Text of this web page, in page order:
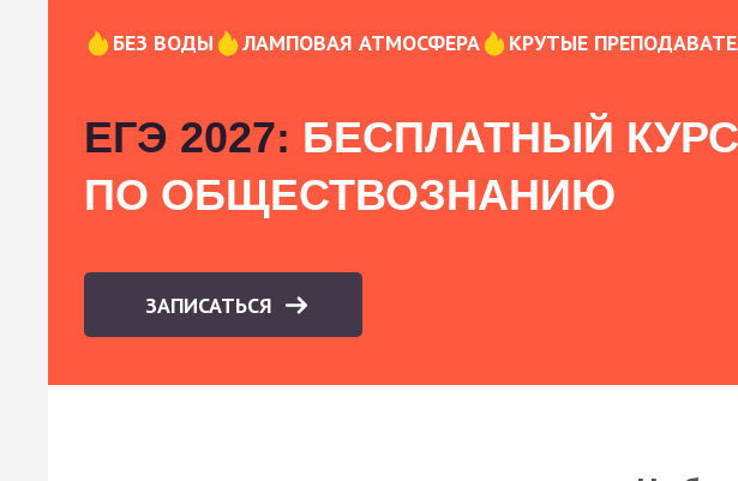
БЕЗ ВОДЫ ЛАМПОВАЯ АТМОСФЕРА КРУТЫЕ
ЕГЭ 2027: БЕСПЛАТНЫЙ КУРС
ПО ОБЩЕСТВОЗНАНИЮ
ЗАПИСАТЬСЯ